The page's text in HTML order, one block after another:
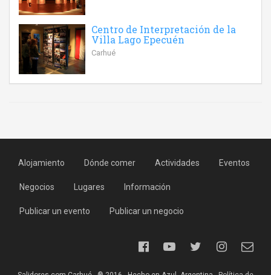
Centro de Interpretación de la
Villa Lago Epecuén
Carhué
Alojamiento Dónde comer Actividades Eventos
Negocios Lugares Información
Publicar un evento Publicar un negocio